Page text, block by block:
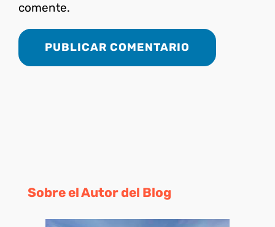
comente.
Sobre el Autor del Blog